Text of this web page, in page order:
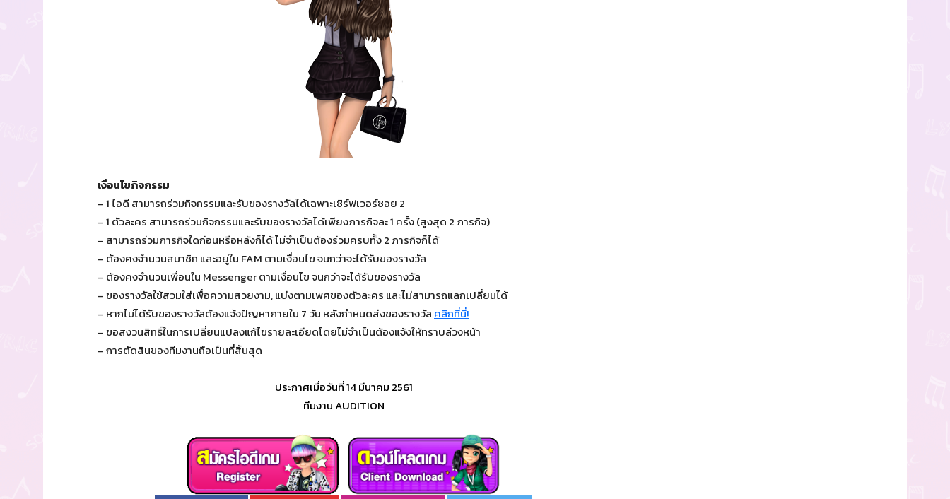
เงื่อนไขกิจกรรม
– 1 ไอดี สามารถร่วมกิจกรรมและรับของรางวัลได้เฉพาะเซิร์ฟเวอร์ซอย 2
– 1 ตัวละคร สามารถร่วมกิจกรรมและรับของรางวัลได้เพียงภารกิจละ 1 ครั้ง (สูงสุด 2 ภารกิจ)
– สามารถร่วมภารกิจใดก่อนหรือหลังก็ได้ ไม่จำเป็นต้องร่วมครบทั้ง 2 ภารกิจก็ได้
– ต้องคงจำนวนสมาชิก และอยู่ใน FAM ตามเงื่อนไข จนกว่าจะได้รับของรางวัล
– ต้องคงจำนวนเพื่อนใน Messenger ตามเงื่อนไข จนกว่าจะได้รับของรางวัล
– ของรางวัลใช้สวมใส่เพื่อความสวยงาม, แบ่งตามเพศของตัวละคร และไม่สามารถแลกเปลี่ยนได้
– หากไม่ได้รับของรางวัลต้องแจ้งปัญหาภายใน 7 วัน หลังกำหนดส่งของรางวัล คลิกที่นี่!
– ขอสงวนสิทธิ์ในการเปลี่ยนแปลงแก้ไขรายละเอียดโดยไม่จำเป็นต้องแจ้งให้ทราบล่วงหน้า
– การตัดสินของทีมงานถือเป็นที่สิ้นสุด
ประกาศเมื่อวันที่ 14 มีนาคม 2561
ทีมงาน AUDITION